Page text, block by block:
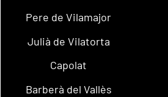
Pere de Vilamajor
Julià de Vilatorta
Capolat
Barberà del Vallès